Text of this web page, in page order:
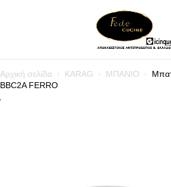
Αρχική σελίδα KARAG ΜΠΑΝΙΟ
BBC2A FERRO